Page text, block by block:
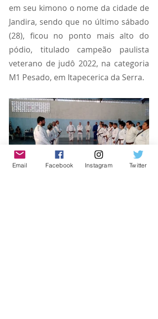
em seu kimono o nome da cidade de
Jandira, sendo que no último sábado
(28), ficou no ponto mais alto do
pódio, titulado campeão paulista
veterano de judô 2022, na categoria
M1 Pesado, em Itapecerica da Serra.
Email Facebook Instagram Twitter